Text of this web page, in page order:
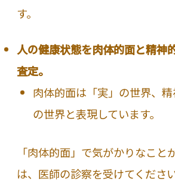
す。
人の健康状態を肉体的面と精神
査定。
肉体的面は「実」の世界、精
の世界と表現しています。
「肉体的面」で気がかりなこと
は、医師の診察を受けてくださ